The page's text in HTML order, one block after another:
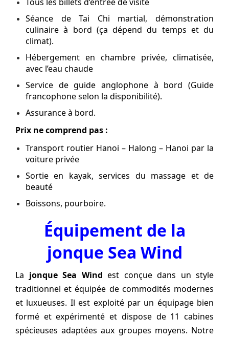
Séance de Tai Chi martial, démonstration
culinaire à bord (ça dépend du temps et du
climat).
Hébergement en chambre privée, climatisée,
avec l’eau chaude
Service de guide anglophone à bord (Guide
francophone selon la disponibilité).
Assurance à bord.
Prix ne comprend pas :
Transport routier Hanoi – Halong – Hanoi par la
voiture privée
Sortie en kayak, services du massage et de
beauté
Boissons, pourboire.
Équipement de la
jonque Sea Wind
La jonque Sea Wind est conçue dans un style
traditionnel et équipée de commodités modernes
et luxueuses. Il est exploité par un équipage bien
formé et expérimenté et dispose de 11 cabines
spécieuses adaptées aux groupes moyens. Notre